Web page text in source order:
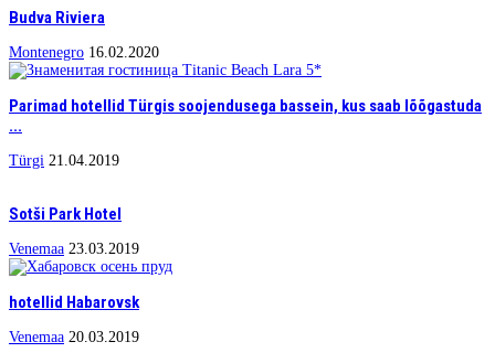
Budva Riviera
Montenegro 16.02.2020
Parimad hotellid Türgis soojendusega bassein, kus saab lõõgastuda
...
Türgi 21.04.2019
Sotši Park Hotel
Venemaa 23.03.2019
hotellid Habarovsk
Venemaa 20.03.2019